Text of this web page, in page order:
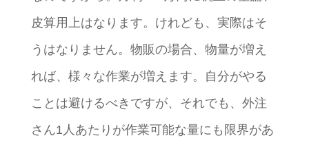
皮算用上はなります。けれども、実際はそ
うはなりません。物販の場合、物量が増え
れば、様々な作業が増えます。自分がやる
ことは避けるべきですが、それでも、外注
さん1人あたりが作業可能な量にも限界があ